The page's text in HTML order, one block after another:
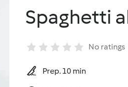
Spaghetti
No ratings
Prep. 10 min